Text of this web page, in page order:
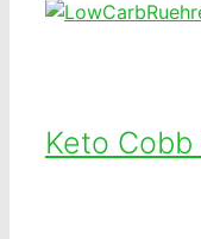
Keto Cobb